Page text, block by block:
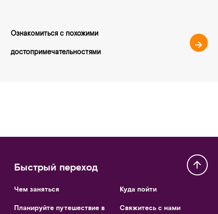
Ознакомиться с похожими
достопримечательностями
Быстрый переход
Чем заняться
Планируйте путешествие в
Куда пойти
Свяжитесь с нами